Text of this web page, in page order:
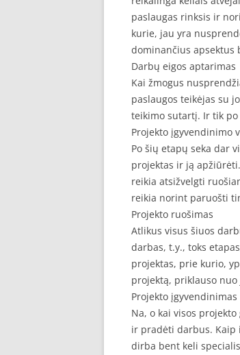
paslaugas rinksis ir
kurie, jau yra
dominančius apsektus
Darbų eigos aptarimas
Kai žmogus
paslaugos teikėjas su
teikimo sutartį. Ir tik
Projekto įgyvendinimo
Po šių etapų seka dar
projektas ir ją
reikia atsižvelgti
reikia norint paruošti
Projekto ruošimas
Atlikus visus šiuos
darbas, t.y., toks
projektas, prie kurio,
projektą, priklauso
Projekto įgyvendinimas
Na, o kai visos
ir pradėti darbus. Kaip
dirba bent keli